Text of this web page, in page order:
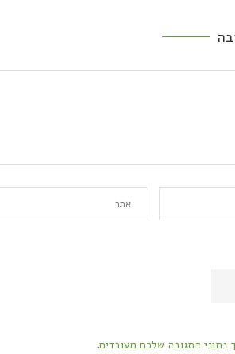
נתוני התגובה שלכם מעובדים.